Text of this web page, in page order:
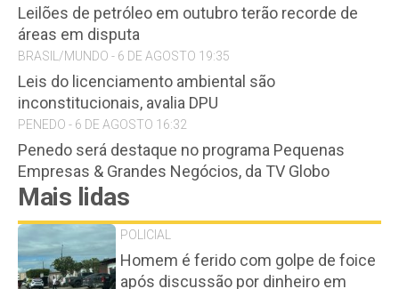
Leilões de petróleo em outubro terão recorde de
áreas em disputa
BRASIL/MUNDO - 6 DE AGOSTO 19:35
Leis do licenciamento ambiental são
inconstitucionais, avalia DPU
PENEDO - 6 DE AGOSTO 16:32
Penedo será destaque no programa Pequenas
Empresas & Grandes Negócios, da TV Globo
Mais lidas
POLICIAL
Homem é ferido com golpe de foice
após discussão por dinheiro em